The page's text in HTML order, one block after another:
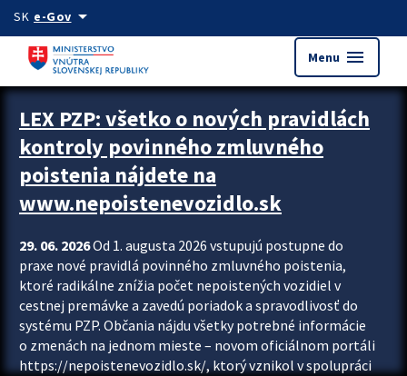
Preskocit na hlavný obsah
SK e-Govarrow_drop_down
Menu menu
Zastavit automatický posun upútavok
LEX PZP: všetko o nových pravidlách
kontroly povinného zmluvného
poistenia nájdete na
www.nepoistenevozidlo.sk
29. 06. 2026Od 1. augusta 2026 vstupujú postupne do
praxe nové pravidlá povinného zmluvného poistenia,
ktoré radikálne znížia počet nepoistených vozidiel v
cestnej premávke a zavedú poriadok a spravodlivosť do
systému PZP. Občania nájdu všetky potrebné informácie
o zmenách na jednom mieste – novom oficiálnom portáli
https://nepoistenevozidlo.sk/, ktorý vznikol v spolupráci